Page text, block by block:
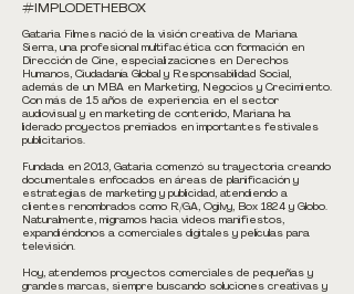
#IMPLODETHEBOX
Gataria Filmes nació de la visión creativa de Mariana
Sierra, una profesional multifacética con formación en
Dirección de Cine, especializaciones en Derechos
Humanos, Ciudadanía Global y Responsabilidad Social,
además de un MBA en Marketing, Negocios y Crecimiento.
Con más de 15 años de experiencia en el sector
audiovisual y en marketing de contenido, Mariana ha
liderado proyectos premiados en importantes festivales
publicitarios.
Fundada en 2013, Gataria comenzó su trayectoria creando
documentales enfocados en áreas de planificación y
estrategias de marketing y publicidad, atendiendo a
clientes renombrados como R/GA, Ogilvy, Box 1824 y Globo.
Naturalmente, migramos hacia videos manifiestos,
expandiéndonos a comerciales digitales y películas para
televisión.
Hoy, atendemos proyectos comerciales de pequeñas y
grandes marcas, siempre buscando soluciones creativas y